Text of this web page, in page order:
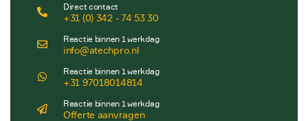
Direct contact
+31 (0) 342 - 74 53 30
Reactie binnen 1 werkdag
info@atechpro.nl
Reactie binnen 1 werkdag
+31 97018014814
Reactie binnen 1 werkdag
Offerte aanvragen